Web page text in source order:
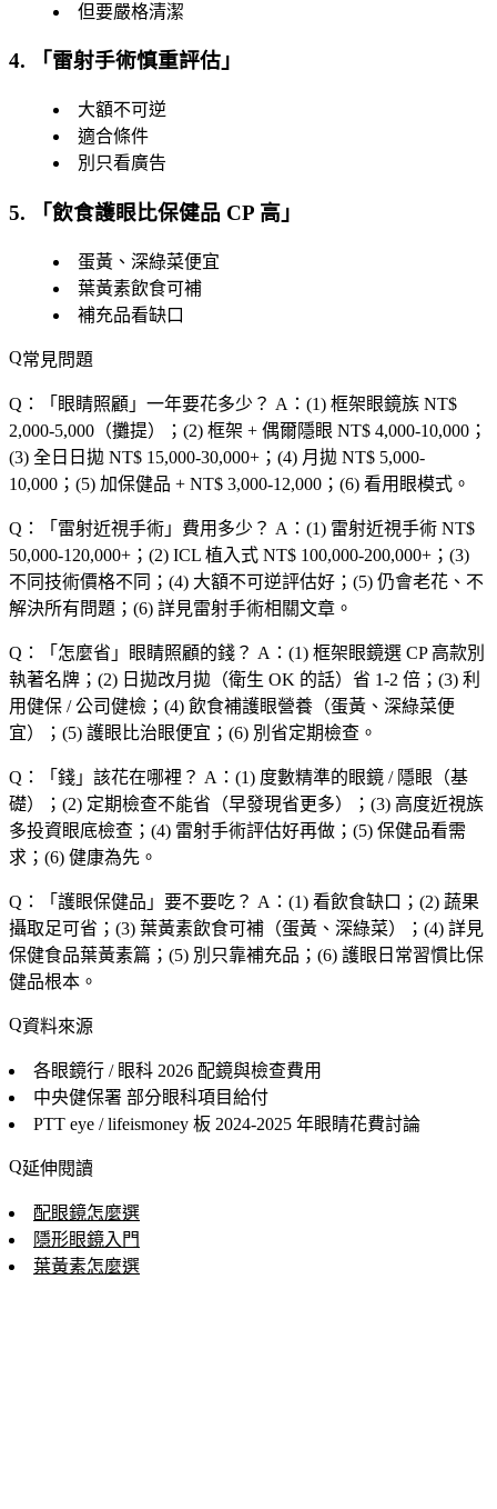
但要嚴格清潔
4. 「 雷射手術慎重評估 」
大額不可逆
適合條件
別只看廣告
5. 「飲食護眼比保健品 CP 高 」
蛋黃、深綠菜便宜
葉黃素飲食可補
補充品看缺口
常見問題
Q：「 眼睛照顧 」一年要花多少？ A：(1) 框架眼鏡族 NT$
2,000-5,000（攤提）；(2) 框架 + 偶爾隱眼 NT$ 4,000-10,000；
(3) 全日日拋 NT$ 15,000-30,000+；(4) 月拋 NT$ 5,000-
10,000；(5) 加保健品 + NT$ 3,000-12,000；(6) 看用眼模式。
Q：「 雷射近視手術 」費用多少？ A：(1) 雷射近視手術 NT$
50,000-120,000+；(2) ICL 植入式 NT$ 100,000-200,000+；(3)
不同技術價格不同；(4) 大額不可逆評估好；(5) 仍會老花、不
解決所有問題；(6) 詳見雷射手術相關文章。
Q：「 怎麼省 」眼睛照顧的錢？ A：(1) 框架眼鏡選 CP 高款別
執著名牌；(2) 日拋改月拋（衛生 OK 的話）省 1-2 倍；(3) 利
用健保 / 公司健檢；(4) 飲食補護眼營養（蛋黃、深綠菜便
宜）；(5) 護眼比治眼便宜；(6) 別省定期檢查。
Q：「 錢 」該花在哪裡？ A：(1) 度數精準的眼鏡 / 隱眼（基
礎）；(2) 定期檢查不能省（早發現省更多）；(3) 高度近視族
多投資眼底檢查；(4) 雷射手術評估好再做；(5) 保健品看需
求；(6) 健康為先。
Q：「 護眼保健品 」要不要吃？ A：(1) 看飲食缺口；(2) 蔬果
攝取足可省；(3) 葉黃素飲食可補（蛋黃、深綠菜）；(4) 詳見
保健食品葉黃素篇；(5) 別只靠補充品；(6) 護眼日常習慣比保
健品根本。
資料來源
各眼鏡行 / 眼科 2026 配鏡與檢查費用
中央健保署 部分眼科項目給付
PTT eye / lifeismoney 板 2024-2025 年眼睛花費討論
延伸閱讀
配眼鏡怎麼選
隱形眼鏡入門
葉黃素怎麼選